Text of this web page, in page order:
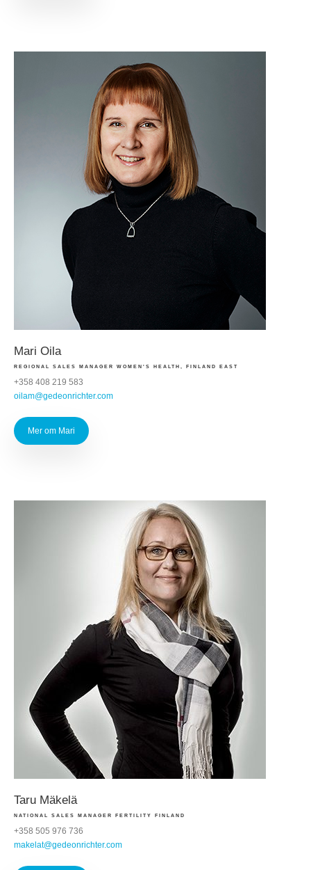
Mari Oila
REGIONAL SALES MANAGER WOMEN'S HEALTH, FINLAND EAST
+358 408 219 583
oilam@gedeonrichter.com
Mer om Mari
Taru Mäkelä
NATIONAL SALES MANAGER FERTILITY FINLAND
+358 505 976 736
makelat@gedeonrichter.com